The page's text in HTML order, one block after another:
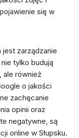
się w
zarządzanie
tylko budują
ale również
o jakości
zachęcanie
opinii oraz
negatywne, są
online w Słupsku.